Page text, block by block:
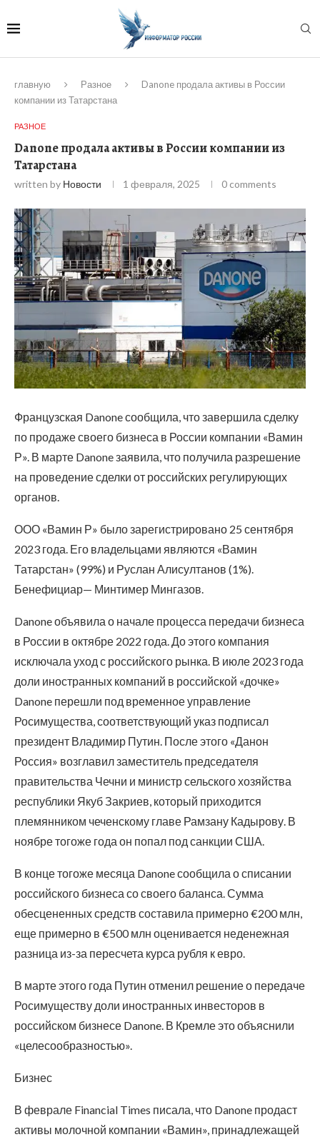
главную Разное
Danone продала активы в России
компании из Татарстана
РАЗНОЕ
Danone продала активы в России компании из
Татарстана
written by Новости 1 февраля, 2025 0 comments
Французская Danone сообщила, что завершила сделку
по продаже своего бизнеса в России компании «Вамин
Р». В марте Danone заявила, что получила разрешение
на проведение сделки от российских регулирующих
органов.
ООО «Вамин Р» было зарегистрировано 25 сентября
2023 года. Его владельцами являются «Вамин
Татарстан» (99%) и Руслан Алисултанов (1%).
Бенефициар— Минтимер Мингазов.
Danone объявила о начале процесса передачи бизнеса
в России в октябре 2022 года. До этого компания
исключала уход с российского рынка. В июле 2023 года
доли иностранных компаний в российской «дочке»
Danone перешли под временное управление
Росимущества, соответствующий указ подписал
президент Владимир Путин. После этого «Данон
Россия» возглавил заместитель председателя
правительства Чечни и министр сельского хозяйства
республики Якуб Закриев, который приходится
племянником чеченскому главе Рамзану Кадырову. В
ноябре тогоже года он попал под санкции США.
В конце тогоже месяца Danone сообщила о списании
российского бизнеса со своего баланса. Сумма
обесцененных средств составила примерно €200 млн,
еще примерно в €500 млн оценивается неденежная
разница из-за пересчета курса рубля к евро.
В марте этого года Путин отменил решение о передаче
Росимуществу доли иностранных инвесторов в
российском бизнесе Danone. В Кремле это объяснили
«целесообразностью».
Бизнес
В феврале Financial Times писала, что Danone продаст
активы молочной компании «Вамин», принадлежащей